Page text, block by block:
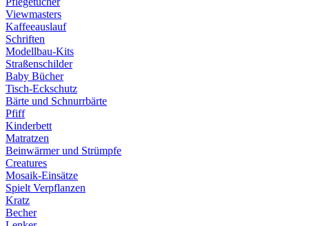
Viewmasters
Kaffeeauslauf
Schriften
Modellbau-Kits
Straßenschilder
Baby Bücher
Tisch-Eckschutz
Bärte und Schnurrbärte
Pfiff
Kinderbett
Matratzen
Beinwärmer und Strümpfe
Creatures
Mosaik-Einsätze
Spielt Verpflanzen
Kratz
Becher